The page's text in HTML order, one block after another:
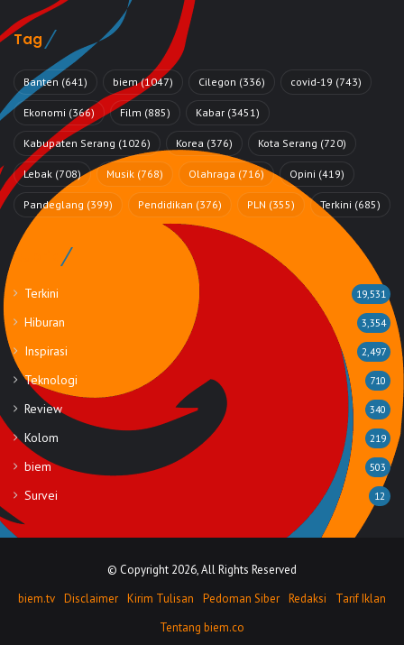
Tag
Banten (641) biem(1047) Cilegon (336) covid-19 (743)
Ekonomi (366) Film (885) Kabar (3451)
Kabupaten Serang (1026) Korea (376) Kota Serang (720)
Lebak (708) Musik (768) Olahraga (716) Opini (419)
Pandeglang (399) Pendidikan (376) PLN (355) Terkini (685)
Rubrik
Terkini 19,531
Hiburan 3,354
Inspirasi 2,497
Teknologi 710
Review 340
Kolom 219
biem 503
Survei 12
© Copyright 2026, All Rights Reserved
biem.tv Disclaimer Kirim Tulisan Pedoman Siber Redaksi
Tarif Iklan
Tentang biem.co